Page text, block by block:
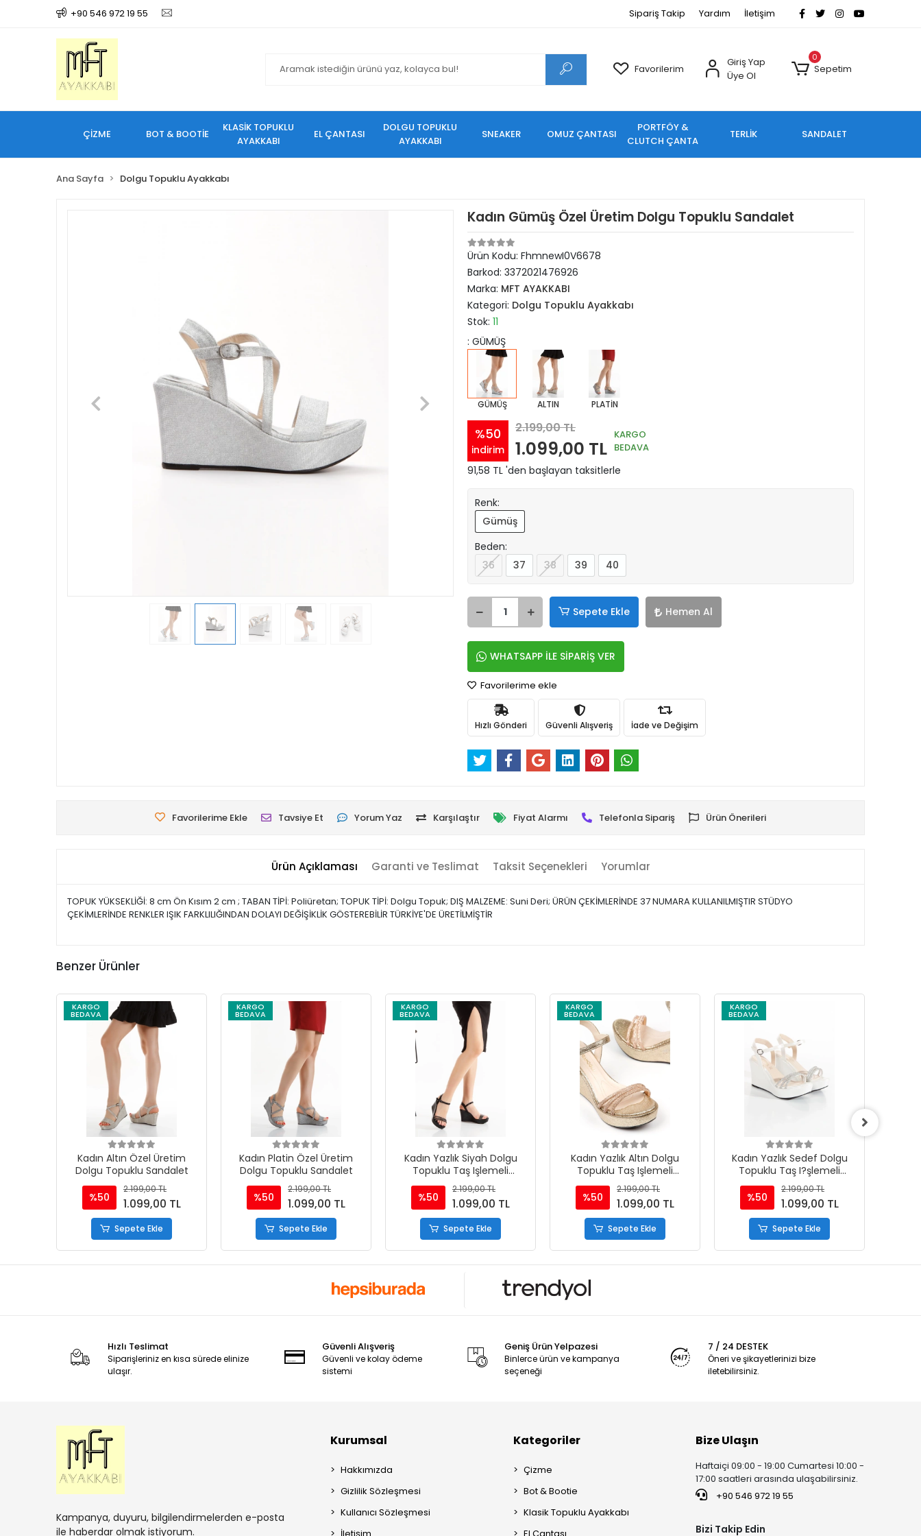
+90 546 972 19 55 Sipariş Takip Yardım İletişim
Favorilerim
Giriş Yap
Üye Ol
0
Sepetim
ÇİZME BOT & BOOTİE
KLASİK TOPUKLU
AYAKKABI
EL ÇANTASI
DOLGU TOPUKLU
AYAKKABI
SNEAKER OMUZ ÇANTASI
PORTFÖY &
CLUTCH ÇANTA
TERLİK SANDALET
Ana Sayfa Dolgu Topuklu Ayakkabı
Kadın Gümüş Özel Üretim Dolgu Topuklu Sandalet
Ürün Kodu: FhmnewI0V6678
Barkod: 3372021476926
Marka: MFT AYAKKABI
Kategori: Dolgu Topuklu Ayakkabı
Stok: 11
: GÜMÜŞ
GÜMÜŞ ALTIN PLATİN
%50
indirim
2.199,00 TL
1.099,00 TL
KARGO
BEDAVA
91,58 TL 'den başlayan taksitlerle
Renk:
Gümüş
Beden:
36
37 38 39 40
Sepete Ekle Hemen Al
WHATSAPP İLE SİPARİŞ VER
Favorilerime ekle
Hızlı Gönderi Güvenli Alışveriş İade ve Değişim
Favorilerime Ekle Tavsiye Et Yorum Yaz Karşılaştır Fiyat Alarmı Telefonla Sipariş Ürün Önerileri
Ürün Açıklaması Garanti ve Teslimat Taksit Seçenekleri Yorumlar
TOPUK YÜKSEKLİĞİ: 8 cm Ön Kısım 2 cm ; TABAN TİPİ: Poliüretan; TOPUK TİPİ: Dolgu Topuk; DIŞ MALZEME: Suni Deri; ÜRÜN ÇEKİMLERİNDE 37 NUMARA KULLANILMIŞTIR STÜDYO
ÇEKİMLERİNDE RENKLER IŞIK FARKLILIĞINDAN DOLAYI DEĞİŞİKLİK GÖSTEREBİLİR TÜRKİYE'DE ÜRETİLMİŞTİR
Benzer Ürünler
KARGO
BEDAVA
Kadın Altın Özel Üretim
Dolgu Topuklu Sandalet
%50
2.199,00 TL
1.099,00 TL
Sepete Ekle
KARGO
BEDAVA
Kadın Platin Özel Üretim
Dolgu Topuklu Sandalet
%50
2.199,00 TL
1.099,00 TL
Sepete Ekle
KARGO
BEDAVA
Kadın Yazlık Siyah Dolgu
Topuklu Taş Işlemeli
Sandalet
%50
2.199,00 TL
1.099,00 TL
Sepete Ekle
KARGO
BEDAVA
Kadın Yazlık Altın Dolgu
Topuklu Taş Işlemeli
Sandalet
%50
2.199,00 TL
1.099,00 TL
Sepete Ekle
KARGO
BEDAVA
Kadın Yazlık Sedef Dolgu
Topuklu Taş I?şlemeli
Sandalet
%50
2.199,00 TL
1.099,00 TL
Sepete Ekle
Hızlı Teslimat
Siparişleriniz en kısa sürede elinize
ulaşır.
Güvenli Alışveriş
Güvenli ve kolay ödeme
sistemi
Geniş Ürün Yelpazesi
Binlerce ürün ve kampanya
seçeneği
7 / 24 DESTEK
Öneri ve şikayetlerinizi bize
iletebilirsiniz.
Kampanya, duyuru, bilgilendirmelerden e-posta
ile haberdar olmak istiyorum.
Kurumsal
Hakkımızda
Gizlilik Sözleşmesi
Kullanıcı Sözleşmesi
Kategoriler
Çizme
Bot & Bootie
Klasik Topuklu Ayakkabı
Bize Ulaşın
Haftaiçi 09:00 - 19:00 Cumartesi 10:00 -
17:00 saatleri arasında ulaşabilirsiniz.
+90 546 972 19 55
Bizi Takip Edin